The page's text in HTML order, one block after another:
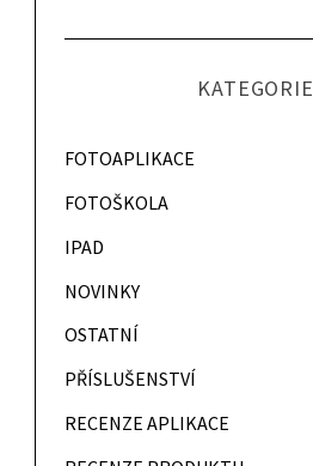
KATEGORIE
FOTOAPLIKACE
FOTOŠKOLA
IPAD
NOVINKY
OSTATNÍ
PŘÍSLUŠENSTVÍ
RECENZE APLIKACE